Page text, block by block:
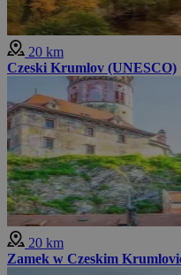
20 km
Czeski Krumlov (UNESCO)
20 km
Zamek w Czeskim